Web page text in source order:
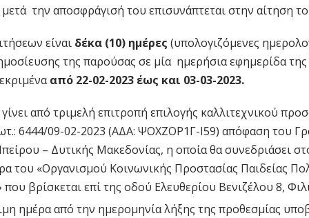
την αποσφράγισή του επισυνάπτεται στην αίτηση
είναι δέκα (10) ημέρες (υπολογιζόμενες
της παρούσας σε µία ημερήσια εφημερίδα
από 22-02-2023 έως και 03-03-2023.
από τριμελή επιτροπή επιλογής καλλιτεχνικού
6444/09-02-2023 (ΑΔΑ: ΨΟΧΖΟΡ1Γ-Ι59) απόφαση του
– Δυτικής Μακεδονίας, η οποία θα συνεδριάσει
του «Οργανισμού Κοινωνικής Προστασίας Παιδείας
βρίσκεται επί της οδού Ελευθερίου Βενιζέλου 8,
ημέρα από την ημερομηνία λήξης της προθεσμίας